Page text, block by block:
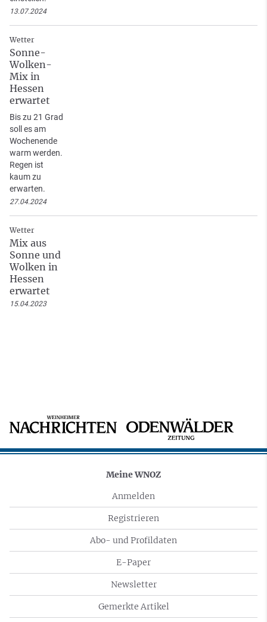
13.07.2024
Wetter
Sonne-
Wolken-
Mix in
Hessen
erwartet
Bis zu 21 Grad
soll es am
Wochenende
warm werden.
Regen ist
kaum zu
erwarten.
27.04.2024
Wetter
Mix aus
Sonne und
Wolken in
Hessen
erwartet
15.04.2023
Meine WNOZ
Anmelden
Registrieren
Abo- und Profildaten
E-Paper
Newsletter
Gemerkte Artikel